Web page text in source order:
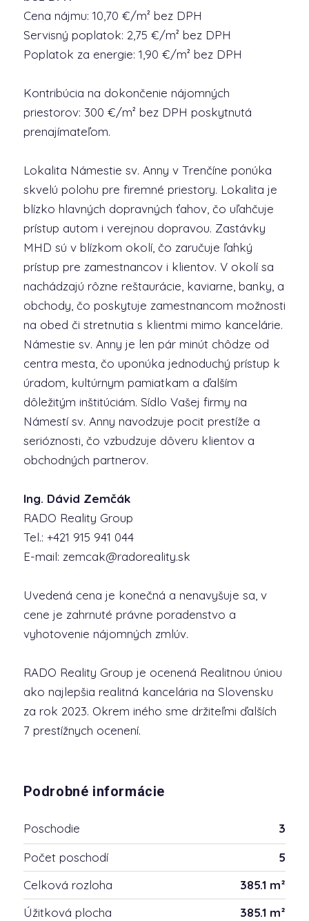
Cena nájmu: 10,70 €/m² bez DPH
Servisný poplatok: 2,75 €/m² bez DPH
Poplatok za energie: 1,90 €/m² bez DPH
Kontribúcia na dokončenie nájomných
priestorov: 300 €/m² bez DPH poskytnutá
prenajímateľom.
Lokalita Námestie sv. Anny v Trenčíne ponúka
skvelú polohu pre firemné priestory. Lokalita je
blízko hlavných dopravných ťahov, čo uľahčuje
prístup autom i verejnou dopravou. Zastávky
MHD sú v blízkom okolí, čo zaručuje ľahký
prístup pre zamestnancov i klientov. V okolí sa
nachádzajú rôzne reštaurácie, kaviarne, banky, a
obchody, čo poskytuje zamestnancom možnosti
na obed či stretnutia s klientmi mimo kancelárie.
Námestie sv. Anny je len pár minút chôdze od
centra mesta, čo uponúka jednoduchý prístup k
úradom, kultúrnym pamiatkam a ďalším
dôležitým inštitúciám. Sídlo Vašej firmy na
Námestí sv. Anny navodzuje pocit prestíže a
serióznosti, čo vzbudzuje dôveru klientov a
obchodných partnerov.
Ing. Dávid Zemčák
RADO Reality Group
Tel.: +421 915 941 044
E-mail: zemcak@radoreality.sk
Uvedená cena je konečná a nenavyšuje sa, v
cene je zahrnuté právne poradenstvo a
vyhotovenie nájomných zmlúv.
RADO Reality Group je ocenená Realitnou úniou
ako najlepšia realitná kancelária na Slovensku
za rok 2023. Okrem iného sme držiteľmi ďalších
7 prestížnych ocenení.
Podrobné informácie
Poschodie
3
Počet poschodí
5
Celková rozloha
385.1 m²
Úžitková plocha
385.1 m²